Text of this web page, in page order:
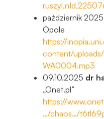
październik 2025
Opole
https://
content/
WA0004.mp3
09.10.2025 dr
„Onet.pl”
https://
…/chaos…/